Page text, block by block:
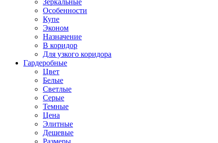
Зеркальные
Особенности
Купе
Эконом
Назначение
В коридор
Для узкого коридора
Гардеробные
Цвет
Белые
Светлые
Серые
Темные
Цена
Элитные
Дешевые
Размеры